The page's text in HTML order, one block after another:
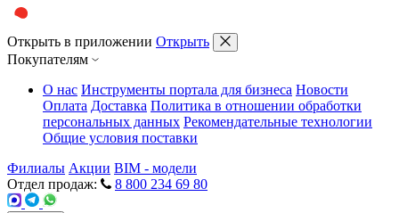
Открыть в приложении Открыть
Покупателям
О нас Инструменты портала для бизнеса Новости
Оплата Доставка Политика в отношении обработки
персональных данных Рекомендательные технологии
Общие условия поставки
Филиалы Акции BIM - модели
Отдел продаж:
8 800 234 69 80